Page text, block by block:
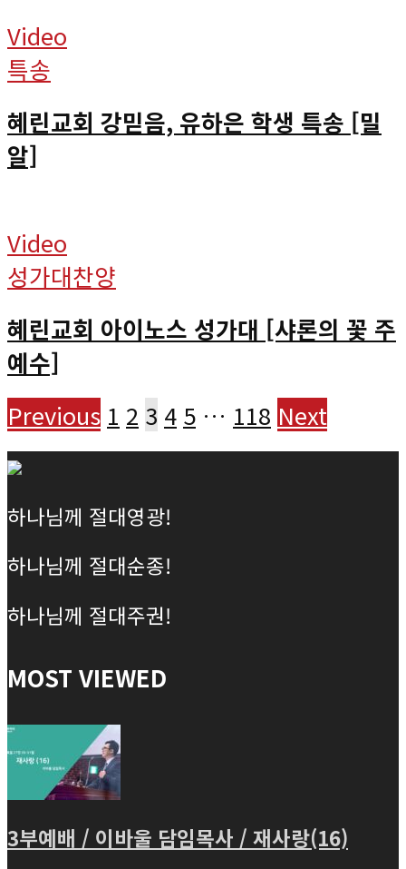
Video
특송
혜린교회 강믿음, 유하은 학생 특송 [밀
알]
Video
성가대찬양
혜린교회 아이노스 성가대 [샤론의 꽃 주
예수]
Previous 1 2 3 4 5 … 118 Next
하나님께 절대영광!
하나님께 절대순종!
하나님께 절대주권!
MOST VIEWED
3부예배 / 이바울 담임목사 / 재사랑(16)